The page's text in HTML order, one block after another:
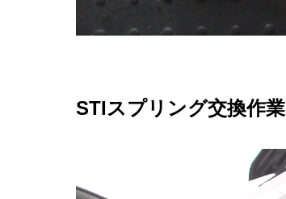
STIスプリング交換作業